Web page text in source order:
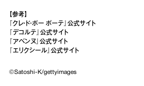
【参考】
『クレ・ド・ポー ボーテ』公式サイト
『デコルテ』公式サイト
『アベンヌ』公式サイト
『エリクシール』公式サイト
©Satoshi-K/gettyimages